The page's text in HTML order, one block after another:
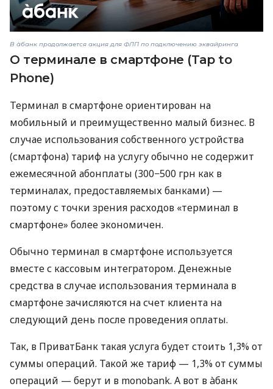
В àбанк продолжается акция для ФЛП по подключению эквайринга
О терминале в смартфоне (Tap to
Phone)
Терминал в смартфоне ориентирован на
мобильный и преимущественно малый бизнес. В
случае использования собственного устройства
(смартфона) тариф на услугу обычно не содержит
ежемесячной абонплаты (300−500 грн как в
терминалах, предоставляемых банками) —
поэтому с точки зрения расходов «терминал в
смартфоне» более экономичен.
Обычно терминал в смартфоне используется
вместе с кассовым интегратором. Денежные
средства в случае использования терминала в
смартфоне зачисляются на счет клиента на
следующий день после проведения оплаты.
Так, в ПриватБанк такая услуга будет стоить 1,3% от
суммы операций. Такой же тариф — 1,3% от суммы
операций — берут и в monobank. А вот в àбанк